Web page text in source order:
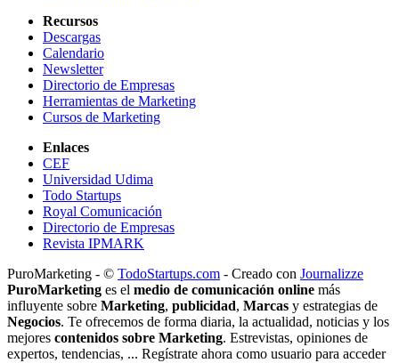
Recursos
Descargas
Calendario
Newsletter
Directorio de Empresas
Herramientas de Marketing
Cursos de Marketing
Enlaces
CEF
Universidad Udima
Todo Startups
Royal Comunicación
Directorio de Empresas
Revista IPMARK
PuroMarketing - © TodoStartups.com - Creado con Journalizze
PuroMarketing es el medio de comunicación online más
influyente sobre Marketing, publicidad, Marcas y estrategias de
Negocios. Te ofrecemos de forma diaria, la actualidad, noticias y los
mejores contenidos sobre Marketing. Estrevistas, opiniones de
expertos, tendencias, ... Regístrate ahora como usuario para acceder